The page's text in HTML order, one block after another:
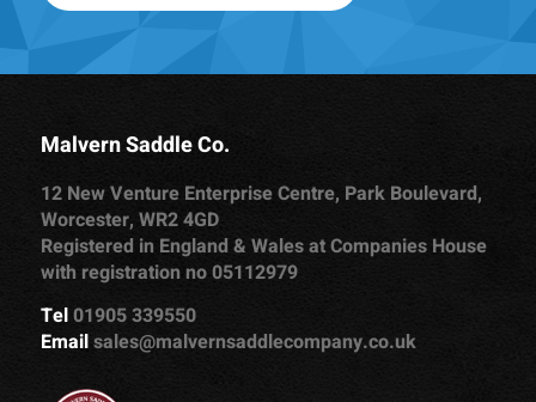
Malvern Saddle Co.
12 New Venture Enterprise Centre, Park Boulevard,
Worcester, WR2 4GD
Registered in England & Wales at Companies House
with registration no 05112979
Tel01905 339550
Emailsales@malvernsaddlecompany.co.uk